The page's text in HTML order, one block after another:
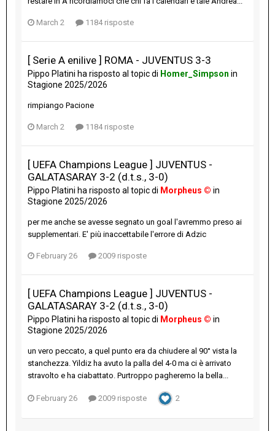
March 2 1184 risposte
[ Serie A enilive ] ROMA - JUVENTUS 3-3
Pippo Platini ha risposto al topic di Homer_Simpson in
Stagione 2025/2026
rimpiango Pacione
March 2 1184 risposte
[ UEFA Champions League ] JUVENTUS -
GALATASARAY 3-2 (d.t.s., 3-0)
Pippo Platini ha risposto al topic di Morpheus © in
Stagione 2025/2026
per me anche se avesse segnato un goal l'avremmo preso ai
supplementari. E' più inaccettabile l'errore di Adzic
February 26 2009 risposte
[ UEFA Champions League ] JUVENTUS -
GALATASARAY 3-2 (d.t.s., 3-0)
Pippo Platini ha risposto al topic di Morpheus © in
Stagione 2025/2026
un vero peccato, a quel punto era da chiudere al 90° vista la
stanchezza. Yildiz ha avuto la palla del 4-0 ma ci è arrivato
stravolto e ha ciabattato. Purtroppo pagheremo la bella...
February 26 2009 risposte 2